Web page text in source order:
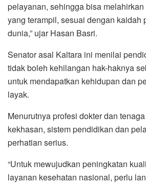
pelayanan, sehingga bisa
yang terampil, sesuai dengan kaidah
dunia,” ujar Hasan Basri.
Senator asal Kaltara ini menilai
tidak boleh kehilangan hak-haknya
untuk mendapatkan kehidupan dan
layak.
Menurutnya profesi dokter dan
kekhasan, sistem pendidikan dan
perhatian serius.
“Untuk mewujudkan peningkatan
layanan kesehatan nasional, perlu